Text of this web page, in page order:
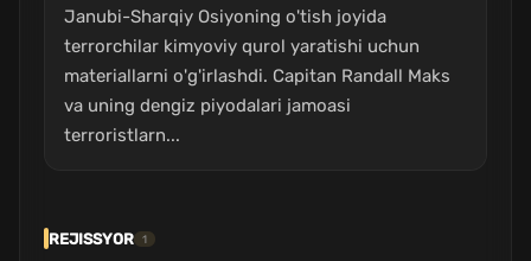
Janubi-Sharqiy Osiyoning o'tish joyida
terrorchilar kimyoviy qurol yaratishi uchun
materiallarni o'g'irlashdi. Capitan Randall Maks
va uning dengiz piyodalari jamoasi
terroristlarn...
REJISSYOR 1